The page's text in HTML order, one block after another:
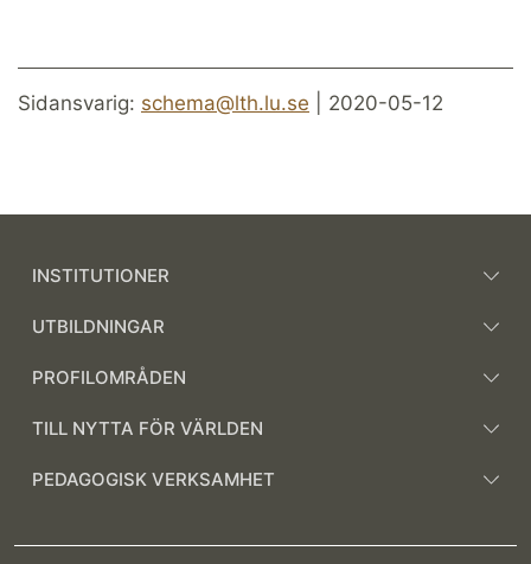
Sidansvarig: schema@lth.lu.se | 2020-05-12
INSTITUTIONER
UTBILDNINGAR
PROFILOMRÅDEN
TILL NYTTA FÖR VÄRLDEN
PEDAGOGISK VERKSAMHET